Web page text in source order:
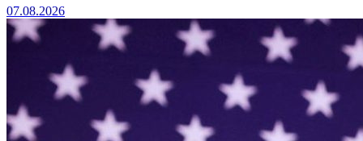
07.08.2026